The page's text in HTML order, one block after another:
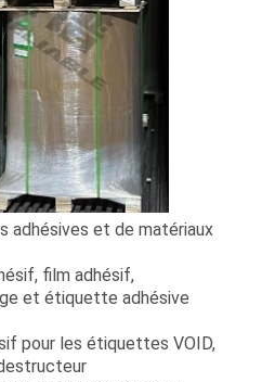
adhésives et de matériaux
film adhésif,
et étiquette adhésive
pour les étiquettes VOID,